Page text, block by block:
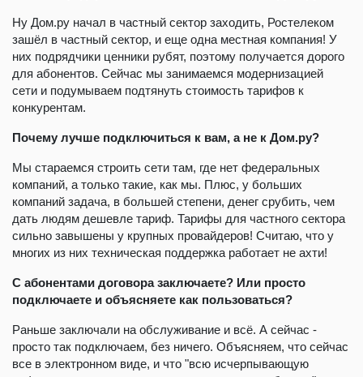
Ну Дом.ру начал в частный сектор заходить, Ростелеком
зашёл в частный сектор, и еще одна местная компания! У
них подрядчики ценники рубят, поэтому получается дорого
для абонентов. Сейчас мы занимаемся модернизацией
сети и подумываем подтянуть стоимость тарифов к
конкурентам.
Почему лучше подключиться к вам, а не к Дом.ру?
Мы стараемся строить сети там, где нет федеральных
компаний, а только такие, как мы. Плюс, у больших
компаний задача, в большей степени, денег срубить, чем
дать людям дешевле тариф. Тарифы для частного сектора
сильно завышены у крупных провайдеров! Считаю, что у
многих из них техническая поддержка работает не ахти!
С абонентами договора заключаете? Или просто
подключаете и объясняете как пользоваться?
Раньше заключали на обслуживание и всё. А сейчас -
просто так подключаем, без ничего. Объясняем, что сейчас
все в электронном виде, и что "всю исчерпывающую